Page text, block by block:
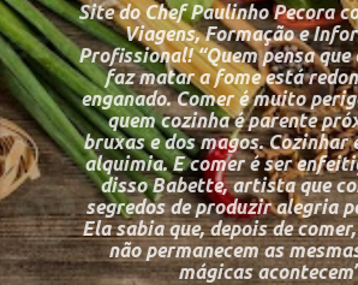
Site do Chef Paulinho Pecora
Viagens, Formação e
Profissional! “Quem pensa que
faz matar a fome está
enganado. Comer é muito
quem cozinha é parente
bruxas e dos magos.
alquimia. E comer é ser
disso Babette, artista que
segredos de produzir alegria
Ela sabia que, depois de
não permanecem as
mágicas